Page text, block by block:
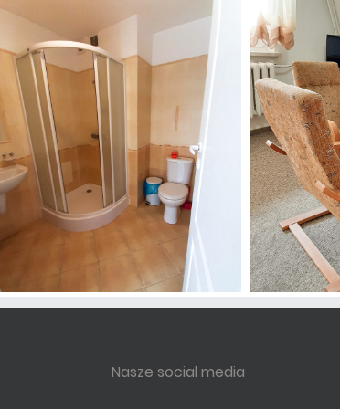
Nasze social media